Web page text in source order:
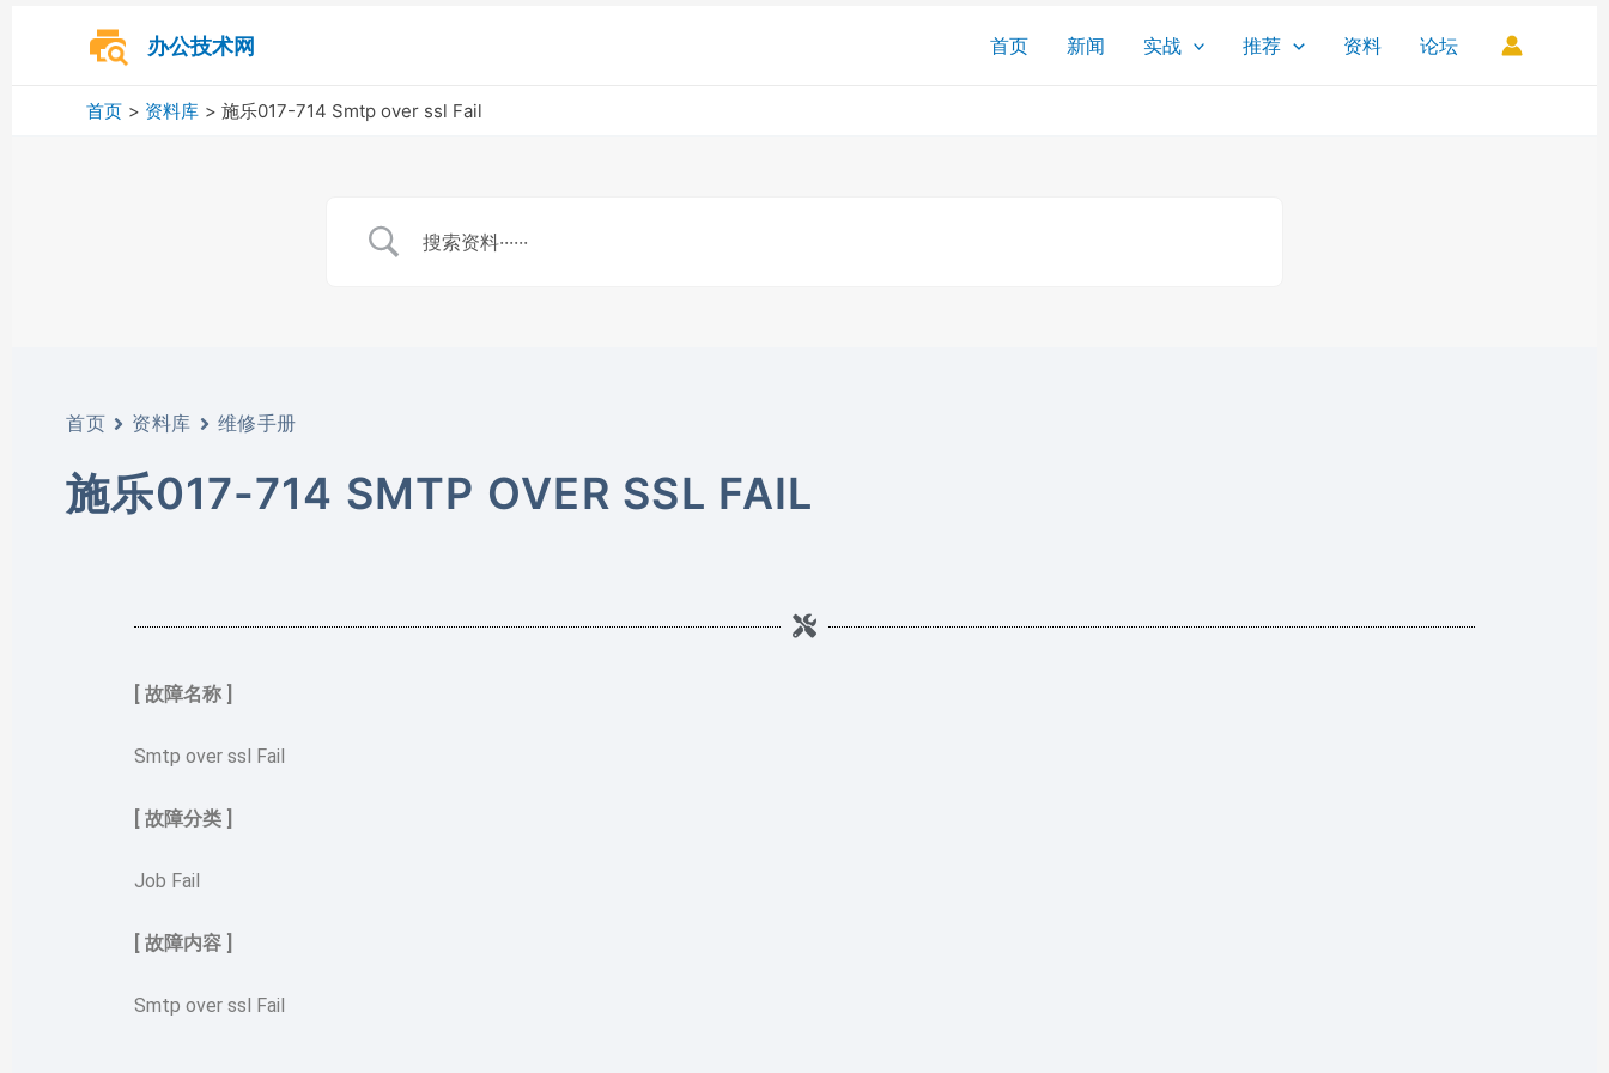
办公技术网 首页 新闻 实战 推荐 资料 论坛
首页 资料库 施乐017-714 Smtp over ssl Fail
首页 资料库 维修手册
施乐017-714 SMTP OVER SSL FAIL
[ 故障名称 ]
Smtp over ssl Fail
[ 故障分类 ]
Job Fail
[ 故障内容 ]
Smtp over ssl Fail